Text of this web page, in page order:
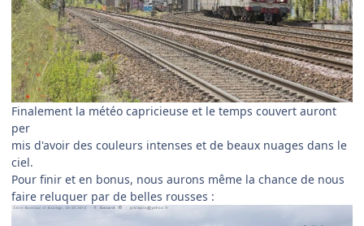
Finalement la météo capricieuse et le temps couvert auront
per
mis d'avoir des couleurs intenses et de beaux nuages dans le
ciel.
Pour finir et en bonus, nous aurons même la chance de nous
faire reluquer par de belles rousses :